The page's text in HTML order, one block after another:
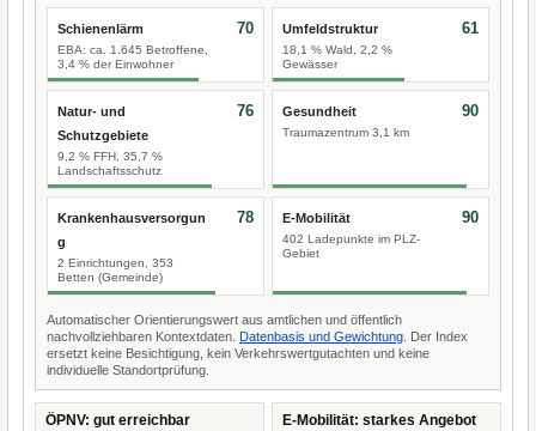
Schienenlärm
EBA: ca. 1.645 Betroffene,
3,4 % der Einwohner
70 Umfeldstruktur
18,1 % Wald, 2,2 %
Gewässer
61
Natur- und
Schutzgebiete
9,2 % FFH, 35,7 %
Landschaftsschutz
76 Gesundheit
Traumazentrum 3,1 km
90
Krankenhausversorgun
g
2 Einrichtungen, 353
Betten (Gemeinde)
78 E-Mobilität
402 Ladepunkte im PLZ-
Gebiet
90
Automatischer Orientierungswert aus amtlichen und öffentlich
nachvollziehbaren Kontextdaten. Datenbasis und Gewichtung . Der Index
ersetzt keine Besichtigung, kein Verkehrswertgutachten und keine
individuelle Standortprüfung.
ÖPNV: gut erreichbar E-Mobilität: starkes Angebot